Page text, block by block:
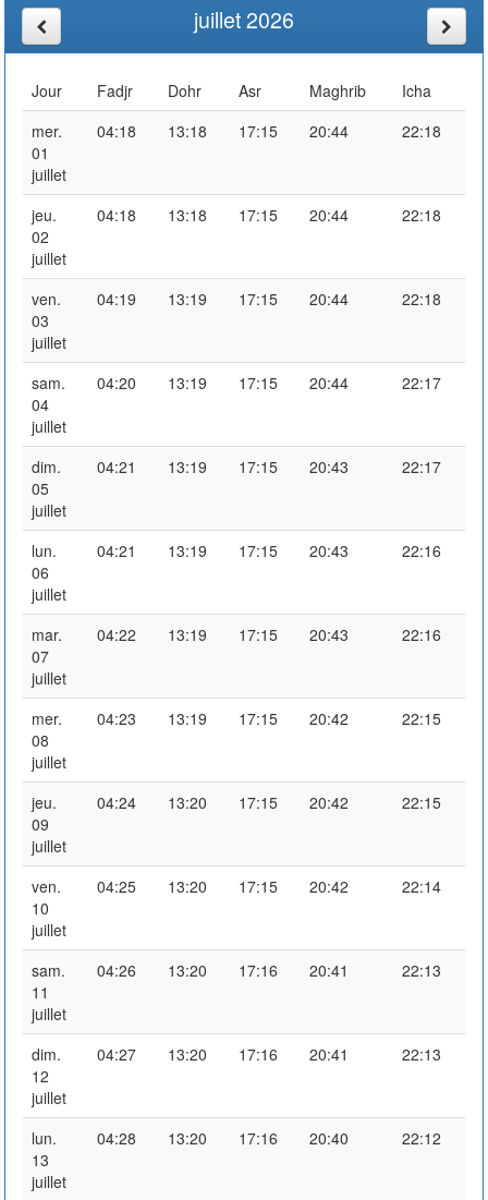
juillet 2026
Jour Fadjr Dohr Asr Maghrib
Icha
mer.
01
juillet
04:18 13:18 17:15 20:44 22:18
jeu.
02
juillet
04:18 13:18 17:15 20:44 22:18
ven.
03
juillet
04:19 13:19 17:15 20:44 22:18
sam.
04
juillet
04:20 13:19 17:15 20:44 22:17
dim.
05
juillet
04:21 13:19 17:15 20:43 22:17
lun.
06
juillet
04:21 13:19 17:15 20:43 22:16
mar.
07
juillet
04:22 13:19 17:15 20:43 22:16
mer.
08
juillet
04:23 13:19 17:15 20:42 22:15
jeu.
09
juillet
04:24 13:20 17:15 20:42 22:15
ven.
10
juillet
04:25 13:20 17:15 20:42 22:14
sam.
11
juillet
04:26 13:20 17:16 20:41 22:13
dim.
12
juillet
04:27 13:20 17:16 20:41 22:13
lun.
13
juillet
04:28 13:20 17:16 20:40 22:12